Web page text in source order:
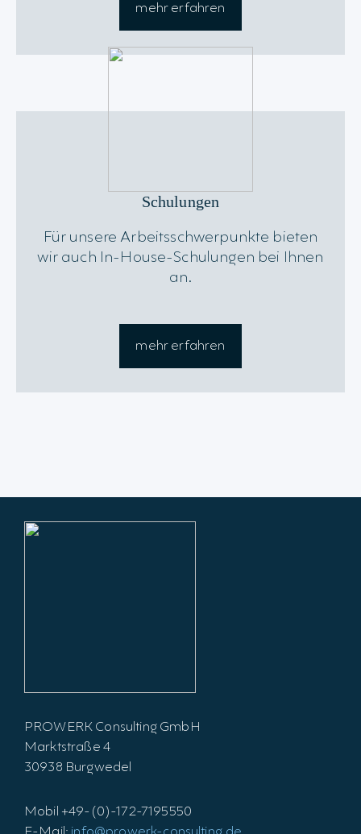
mehr erfahren
Schulungen
Für unsere Arbeitsschwerpunkte bieten
wir auch In-House-Schulungen bei Ihnen
an.
mehr erfahren
PROWERK Consulting GmbH
Marktstraße 4
30938 Burgwedel
Mobil +49-(0)-172-7195550